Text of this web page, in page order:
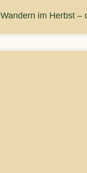
Wandern im Herbst –